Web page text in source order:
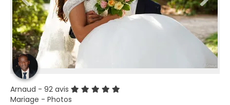
Arnaud - 92 avis
Mariage - Photos